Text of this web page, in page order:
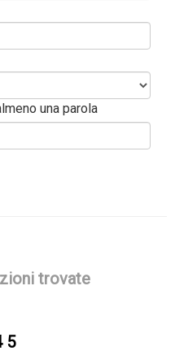
una parola
trovate
5